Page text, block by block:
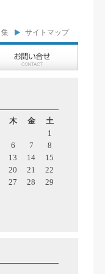
集 サイトマップ
木 金 土
1
6 7
8
13 14
15
20 21
22
27 28
29